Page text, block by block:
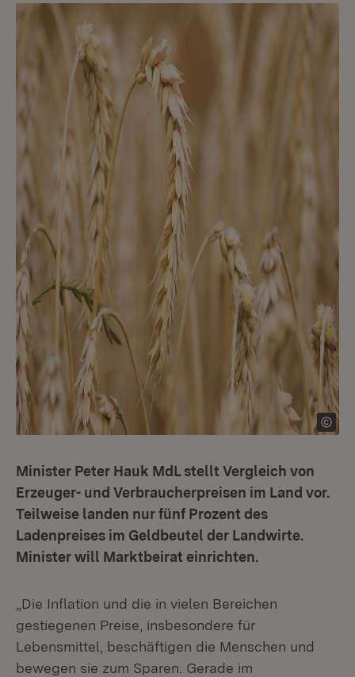
Minister Peter Hauk MdL stellt Vergleich von
Erzeuger- und Verbraucherpreisen im Land vor.
Teilweise landen nur fünf Prozent des
Ladenpreises im Geldbeutel der Landwirte.
Minister will Marktbeirat einrichten.
„Die Inflation und die in vielen Bereichen
gestiegenen Preise, insbesondere für
Lebensmittel, beschäftigen die Menschen und
bewegen sie zum Sparen. Gerade im